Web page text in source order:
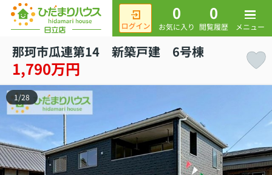
0
お気に入り
0
閲覧履歴 メニュー
那珂市瓜連第14 新築戸建 6号棟
1,790万円
1/28